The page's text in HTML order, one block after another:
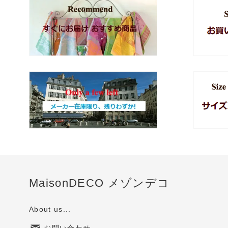
MaisonDECO メゾンデコ
About us...